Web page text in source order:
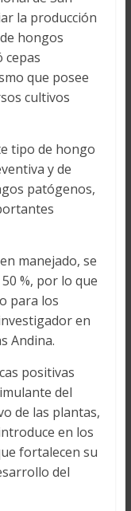
la producción
hongos
cepas
que posee
cultivos
tipo de hongo
y de
patógenos,
manejado, se
%, por lo que
para los
en
Andina.
positivas
del
de las plantas,
en los
fortalecen su
del